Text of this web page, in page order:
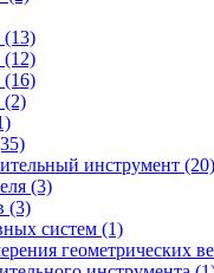
(13)
(12)
(16)
(2)
инструмент (20)
(3)
(3)
систем (1)
геометрических